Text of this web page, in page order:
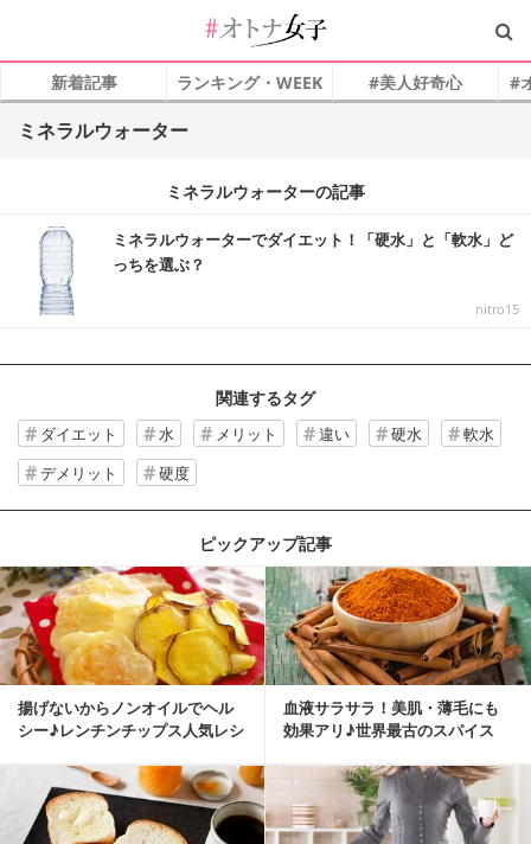
新着記事 ランキング・WEEK #美人好奇心 #
ミネラルウォーター
ミネラルウォーターの記事
ミネラルウォーターでダイエット！「硬水」と「軟水」ど
っちを選ぶ？
nitro15
関連するタグ
ダイエット 水 メリット 違い 硬水
軟水
デメリット
硬度
ピックアップ記事
揚げないからノンオイルでヘル
シー♪レンチンチップス人気レシ
血液サラサラ！美肌・薄毛にも
効果アリ♪世界最古のスパイス